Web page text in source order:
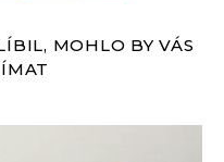
MOHLO BY VÁS